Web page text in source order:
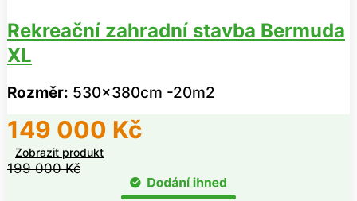
Rekreační zahradní stavba Bermuda
XL
Rozměr: 530x380cm -20m2
149 000 Kč
Zobrazit produkt
199 000Kč